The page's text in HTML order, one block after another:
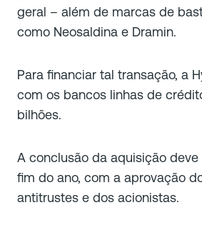
geral – além de marcas de
como Neosaldina e Dramin.
Para financiar tal transação, a
com os bancos linhas de
bilhões.
A conclusão da aquisição
fim do ano, com a aprovação
antitrustes e dos acionistas.